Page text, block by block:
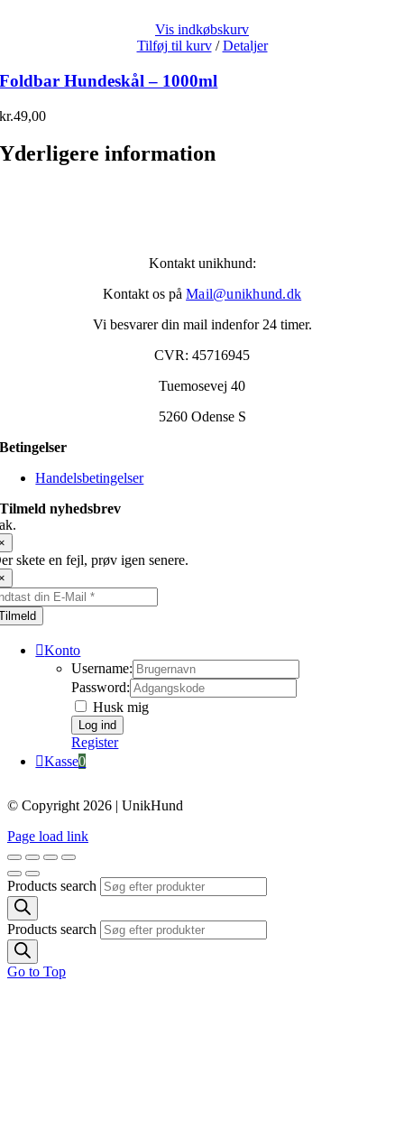
Vis indkøbskurv
Tilføj til kurv / Detaljer
Foldbar Hundeskål – 1000ml
kr.49,00
Yderligere information
Kontakt unikhund:
Kontakt os på Mail@unikhund.dk
Vi besvarer din mail indenfor 24 timer.
CVR: 45716945
Tuemosevej 40
5260 Odense S
Betingelser
Handelsbetingelser
Tilmeld nyhedsbrev
skete en fejl, prøv igen senere.
Konto
Username:
Password:
Husk mig
Register
Kasse0
© Copyright 2026 | UnikHund
Page load link
Products search
Products search
Go to Top